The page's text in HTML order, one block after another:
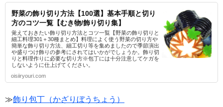
野菜の飾り切り方法【100選】基本手順と切り
方のコツ一覧【むき物/飾り切り集】
覚えておきたい飾り切り方法とコツ一覧【野菜の飾り切りと
細工料理301＋30種まとめ】料理によく使う野菜の切り方や
簡単な飾り切り方法、細工切り等を集めましたので季節演出
や盛りつけ飾りの参考にされてはいかがでしょうか。飾り切
りと料理作りに必要な切り方※包丁には十分注意してケガを
しないように仕上げてください。
oisiiryouri.com
≫飾り包丁（かざりぼうちょう）